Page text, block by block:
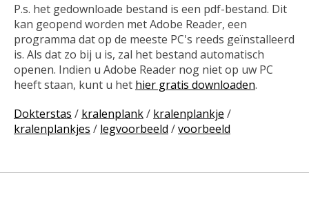
P.s. het gedownloade bestand is een pdf-bestand. Dit
kan geopend worden met Adobe Reader, een
programma dat op de meeste PC's reeds geïnstalleerd
is. Als dat zo bij u is, zal het bestand automatisch
openen. Indien u Adobe Reader nog niet op uw PC
heeft staan, kunt u het hier gratis downloaden.
Dokterstas / kralenplank/ kralenplankje /
kralenplankjes / legvoorbeeld /voorbeeld